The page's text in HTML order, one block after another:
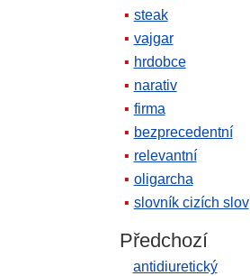
steak
vajgar
hrdobce
narativ
firma
bezprecedentní
relevantní
oligarcha
slovník cizích slov
Předchozí
antidiuretický